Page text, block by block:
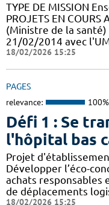
TYPE DE MISSION
PROJETS EN
(Ministre de la
21/02/2014 avec
18/02/2026 15:25
PAGES
relevance: 100%
Défi 1 : Se
l'hôpital bas
Projet
Développer l’éco-
achats responsables
de déplacements
18/02/2026 15:25